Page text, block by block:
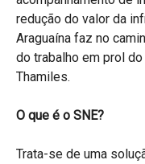
redução do valor da
Araguaína faz no
do trabalho em prol
Thamiles.
O que é o SNE?
Trata-se de uma